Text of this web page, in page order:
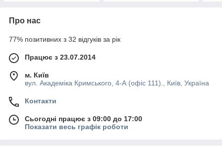
Про нас
77% позитивних з 32 відгуків за рік
Працює з 23.07.2014
м. Київ
вул. Академіка Кримського, 4-А (офіс 111)., Київ, Україна
Контакти
Сьогодні працює з 09:00 до 17:00
Показати весь графік роботи